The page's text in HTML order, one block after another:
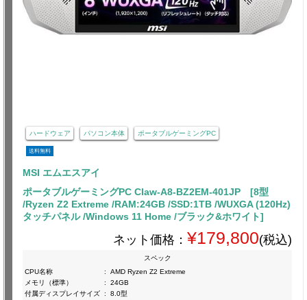
ハードウェア パソコン本体 ポータブルゲーミングPC
送料無料
MSI エムエスアイ
ポータブルゲーミングPC Claw-A8-BZ2EM-401JP [8型
/Ryzen Z2 Extreme /RAM:24GB /SSD:1TB /WUXGA (120Hz)
タッチパネル /Windows 11 Home /ブラック&ホワイト]
ネット価格： ¥179,800(税込)
スペック
CPU名称
:
AMD Ryzen Z2 Extreme
メモリ（標準）
:
24GB
付属ディスプレイサイズ :
8.0型